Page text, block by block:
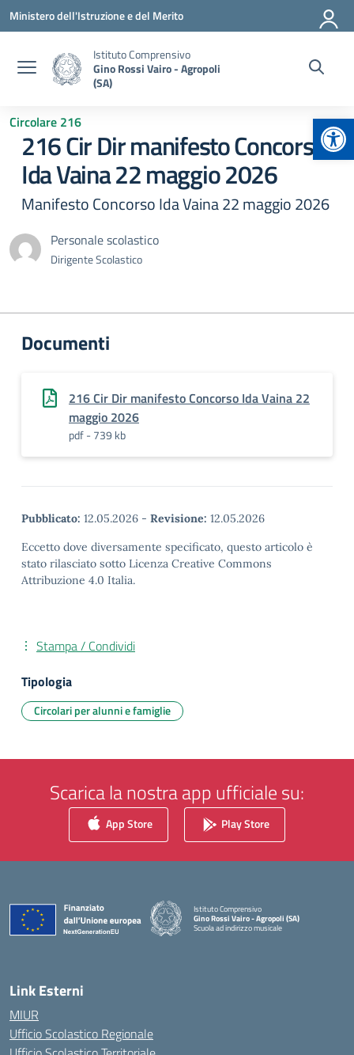
Vai ai contenuti
Vai al menu di navigazione
Vai al footer
Ministero dell'Istruzione e del Merito
Istituto Comprensivo
Gino Rossi Vairo - Agropoli
(SA)
Circolare 216
216 Cir Dir manifesto Concorso
Ida Vaina 22 maggio 2026
Manifesto Concorso Ida Vaina 22 maggio 2026
Personale scolastico
Dirigente Scolastico
Documenti
216 Cir Dir manifesto Concorso Ida Vaina 22
maggio 2026
pdf - 739 kb
Pubblicato: 12.05.2026 - Revisione: 12.05.2026
Eccetto dove diversamente specificato, questo articolo è
stato rilasciato sotto Licenza Creative Commons
Attribuzione 4.0 Italia.
Stampa / Condividi
Tipologia
Circolari per alunni e famiglie
Scarica la nostra app ufficiale su:
App Store Play Store
Istituto Comprensivo
Gino Rossi Vairo - Agropoli (SA)
Scuola ad indirizzo musicale
Link Esterni
MIUR
Ufficio Scolastico Regionale